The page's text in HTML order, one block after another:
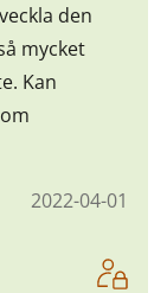
den
mycket
Kan
2022-04-01